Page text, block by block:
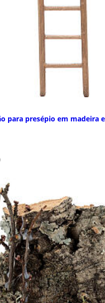
para presépio em madeira